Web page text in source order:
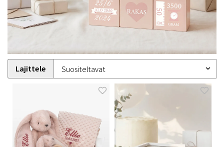
Lajittele